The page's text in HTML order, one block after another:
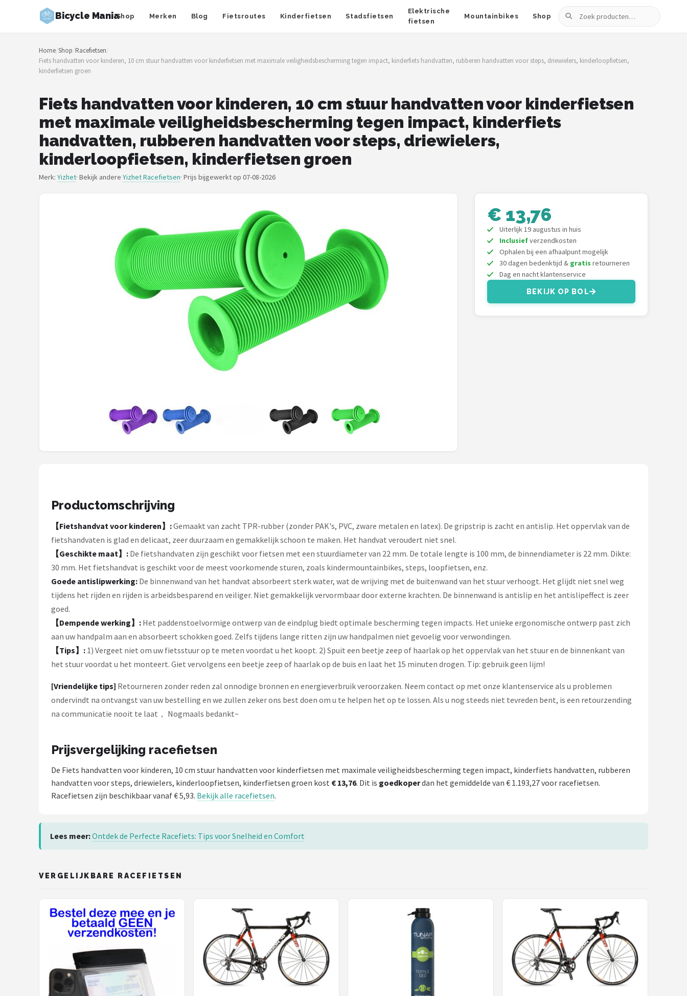
Bicycle ManiaShop Merken Blog Fietsroutes Kinderfietsen Stadsfietsen
Elektrische
fietsen
Mountainbikes Shop
Zoeken
Zoeken
NAVIGATIE
Shop
Merken
Fietsroutes
Kinderfietsen
Stadsfietsen
Shimano
Home/Shop/Racefietsen/
Fiets handvatten voor kinderen, 10 cm stuur handvatten voor kinderfietsen met maximale veiligheidsbescherming tegen impact, kinderfiets handvatten, rubberen handvatten voor steps, driewielers, kinderloopfietsen,
kinderfietsen groen
Fiets handvatten voor kinderen, 10 cm stuur handvatten voor kinderfietsen
met maximale veiligheidsbescherming tegen impact, kinderfiets
handvatten, rubberen handvatten voor steps, driewielers,
kinderloopfietsen, kinderfietsen groen
Merk: Yizhet· Bekijk andere Yizhet Racefietsen· Prijs bijgewerkt op 07-08-2026
€ 13,76
Uiterlijk 19 augustus in huis
Inclusiefverzendkosten
Ophalen bij een afhaalpunt mogelijk
30 dagen bedenktijd & gratis retourneren
Dag en nacht klantenservice
BEKIJK OP BOL
Productomschrijving
【Fietshandvat voor kinderen】:Gemaakt van zacht TPR-rubber (zonder PAK's, PVC, zware metalen en latex). De gripstrip is zacht en antislip. Het oppervlak van de
fietshandvaten is glad en delicaat, zeer duurzaam en gemakkelijk schoon te maken. Het handvat veroudert niet snel.
【Geschikte maat】: De fietshandvaten zijn geschikt voor fietsen met een stuurdiameter van 22 mm. De totale lengte is 100 mm, de binnendiameter is 22 mm. Dikte:
30 mm. Het fietshandvat is geschikt voor de meest voorkomende sturen, zoals kindermountainbikes, steps, loopfietsen, enz.
Goede antislipwerking: De binnenwand van het handvat absorbeert sterk water, wat de wrijving met de buitenwand van het stuur verhoogt. Het glijdt niet snel weg
tijdens het rijden en rijden is arbeidsbesparend en veiliger. Niet gemakkelijk vervormbaar door externe krachten. De binnenwand is antislip en het antislipeffect is zeer
goed.
【Dempende werking】: Het paddenstoelvormige ontwerp van de eindplug biedt optimale bescherming tegen impacts. Het unieke ergonomische ontwerp past zich
aan uw handpalm aan en absorbeert schokken goed. Zelfs tijdens lange ritten zijn uw handpalmen niet gevoelig voor verwondingen.
【Tips】: 1) Vergeet niet om uw fietsstuur op te meten voordat u het koopt. 2) Spuit een beetje zeep of haarlak op het oppervlak van het stuur en de binnenkant van
het stuur voordat u het monteert. Giet vervolgens een beetje zeep of haarlak op de buis en laat het 15 minuten drogen. Tip: gebruik geen lijm!
[Vriendelijke tips] Retourneren zonder reden zal onnodige bronnen en energieverbruik veroorzaken. Neem contact op met onze klantenservice als u problemen
ondervindt na ontvangst van uw bestelling en we zullen zeker ons best doen om u te helpen het op te lossen. Als u nog steeds niet tevreden bent, is een retourzending
na communicatie nooit te laat， Nogmaals bedankt~
Prijsvergelijking racefietsen
De Fiets handvatten voor kinderen, 10 cm stuur handvatten voor kinderfietsen met maximale veiligheidsbescherming tegen impact, kinderfiets handvatten, rubberen
handvatten voor steps, driewielers, kinderloopfietsen, kinderfietsen groen kost € 13,76. Dit is goedkoperdan het gemiddelde van € 1.193,27 voor racefietsen.
Racefietsen zijn beschikbaar vanaf € 5,93. Bekijk alle racefietsen.
Lees meer:Ontdek de Perfecte Racefiets: Tips voor Snelheid en Comfort
VERGELIJKBARE RACEFIETSEN